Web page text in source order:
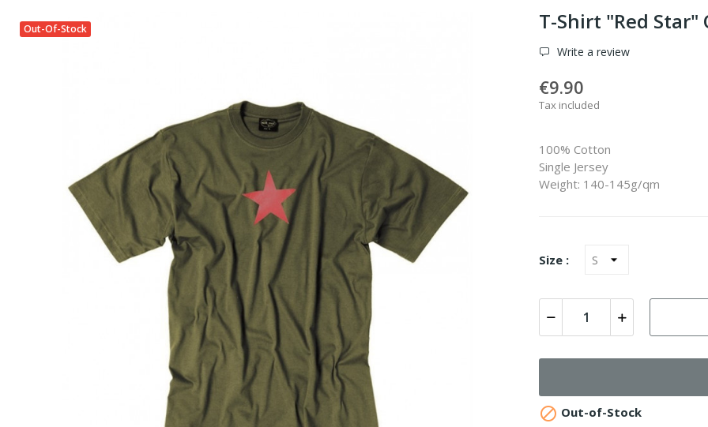
Out-Of-Stock T-Shirt "Red Star"
Write a review
€9.90
Tax included
100% Cotton
Single Jersey
Weight: 140-145g/qm
Size :
 Out-of-Stock